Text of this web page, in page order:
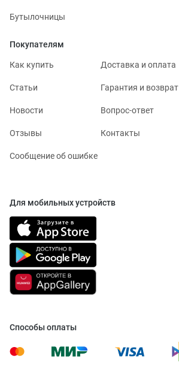
Бутылочницы
Покупателям
Как купить Доставка и оплата
Статьи Гарантия и возврат
Новости Вопрос-ответ
Отзывы Контакты
Сообщение об ошибке
Для мобильных устройств
Способы оплаты